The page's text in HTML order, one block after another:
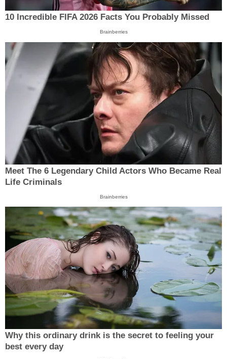
10 Incredible FIFA 2026 Facts You Probably Missed
Brainberries
Meet The 6 Legendary Child Actors Who Became Real
Life Criminals
Brainberries
Why this ordinary drink is the secret to feeling your
best every day